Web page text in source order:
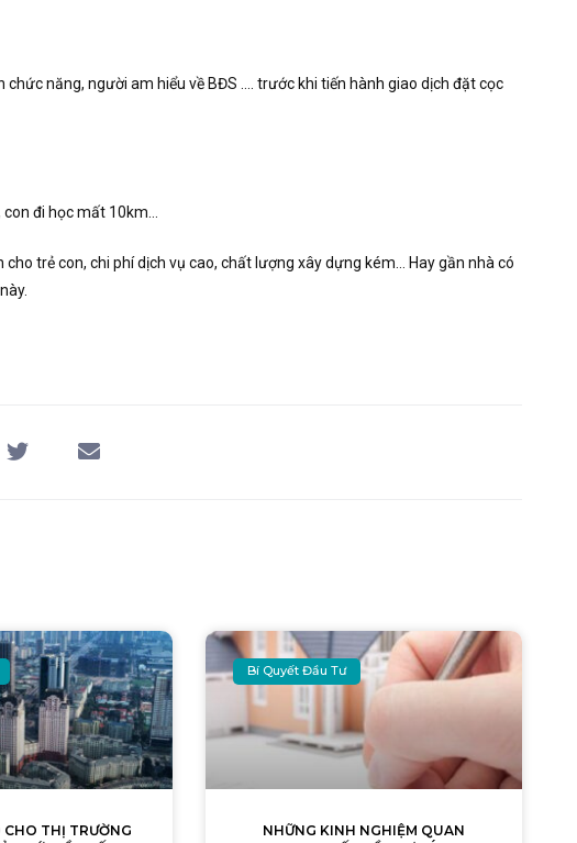
năng, người am hiểu về BĐS …. trước khi tiến hành giao dịch đặt cọc
đi học mất 10km…
trẻ con, chi phí dịch vụ cao, chất lượng xây dựng kém… Hay gần nhà có
THỊ TRƯỜNG
Bí Quyết Đầu Tư
NHỮNG KINH NGHIỆM QUAN